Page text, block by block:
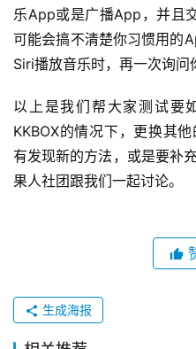
乐App或是广播App，并且
可能会搞不清楚你习惯用的
Siri播放音乐时，再一次询问
以上是我们帮大家测试要
KKBOX的情况下，更换其
有发现新的方法，或是要补
果人社团跟我们一起讨论。
生成海报